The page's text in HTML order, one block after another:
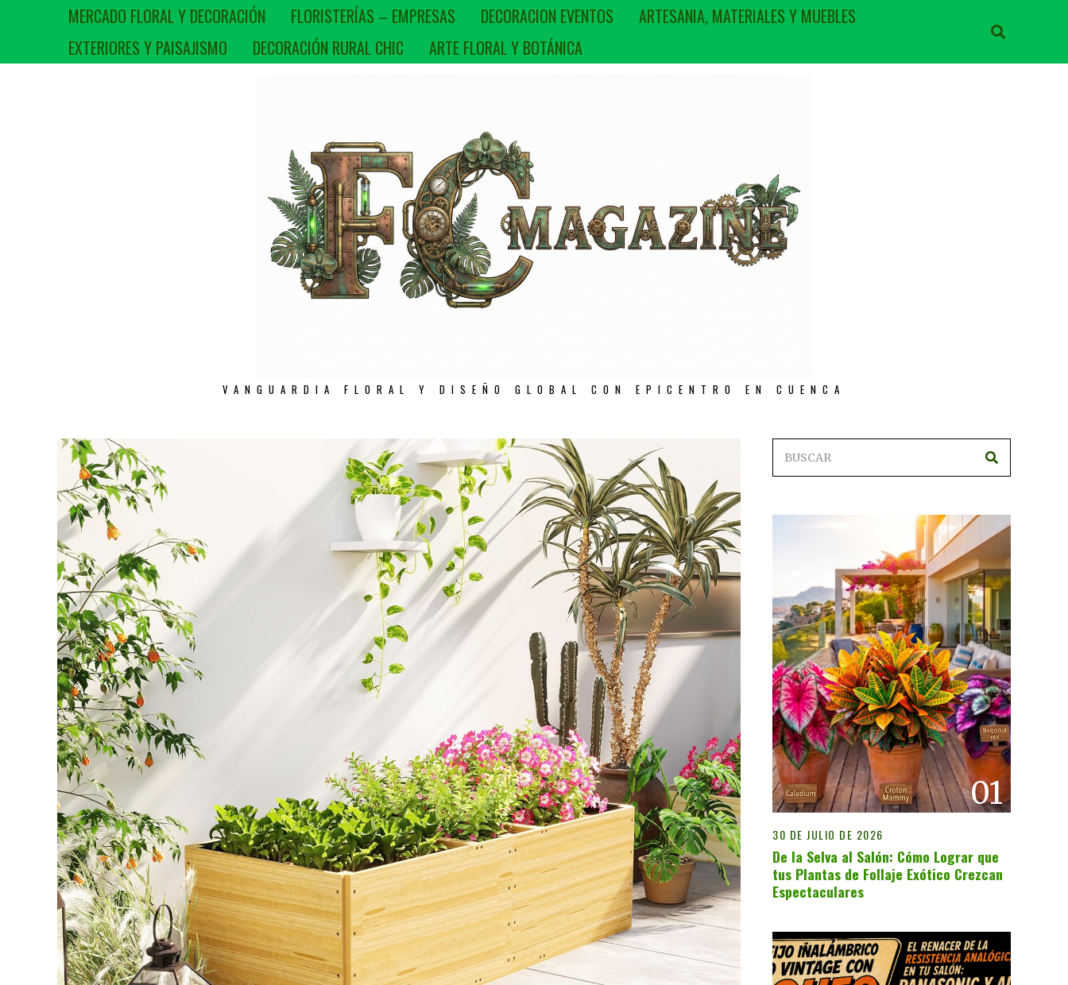
MERCADO FLORAL Y DECORACIÓN FLORISTERÍAS – EMPRESAS DECORACION EVENTOS
ARTESANIA, MATERIALES Y MUEBLES
EXTERIORES Y PAISAJISMO
DECORACIÓN RURAL CHIC ARTE FLORAL Y BOTÁNICA
VANGUARDIA FLORAL Y DISEÑO GLOBAL CON EPICENTRO EN CUENCA
01
30 DE JULIO DE 2026
De la Selva al Salón: Cómo Lograr que
tus Plantas de Follaje Exótico Crezcan
Espectaculares